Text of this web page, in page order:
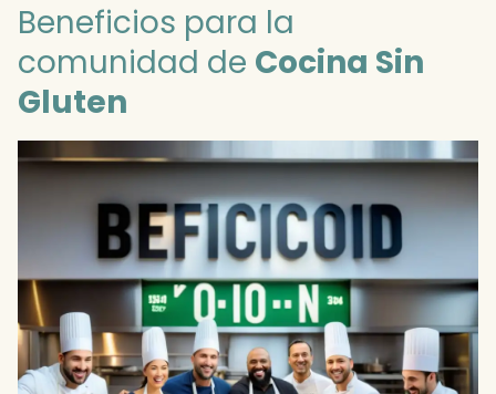
Beneficios para la
comunidad de Cocina Sin
Gluten